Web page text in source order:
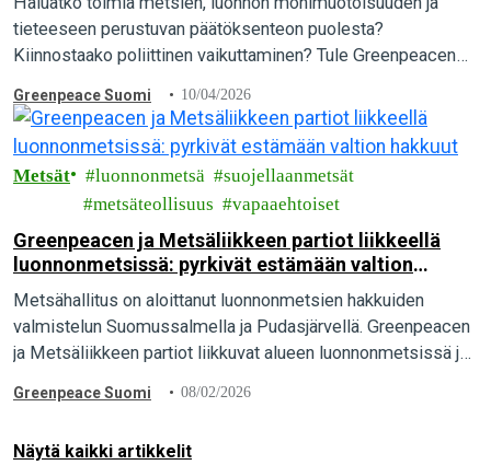
tieteeseen perustuvan päätöksenteon puolesta?
Kiinnostaako poliittinen vaikuttaminen? Tule Greenpeacen
Greenpeace Suomi 10/04/2026
Metsät luonnonmetsä
suojellaanmetsät
metsäteollisuus
vapaaehtoiset
Greenpeacen ja Metsäliikkeen partiot liikkeellä
luonnonmetsissä: pyrkivät estämään valtion
hakkuut
Metsähallitus on aloittanut luonnonmetsien hakkuiden
valmistelun Suomussalmella ja Pudasjärvellä. Greenpeacen
ja Metsäliikkeen partiot liikkuvat alueen luonnonmetsissä ja
suomalaista on allekirjoittanut hätävetoomuksen.
Greenpeace Suomi 08/02/2026
Näytä kaikki artikkelit